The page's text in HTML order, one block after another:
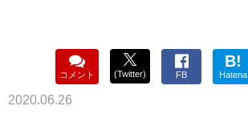
コメント (Twitter) FB
B!
Hatena
2020.06.26